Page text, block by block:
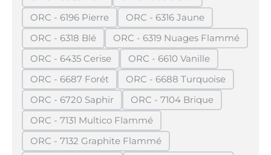
(Diese Option ist zurzeit nicht verfügbar.)
(Diese Option ist zurzeit
ORC - 6196 Pierre
(Diese Option ist zurzeit nicht verfügbar.)
ORC - 6316 Jaune
(Diese Option ist zurzeit
ORC - 6318 Blé
(Diese Option ist zurzeit nicht verfügbar.)
ORC - 6319 Nuages Flammé
(Diese Option ist
ORC - 6435 Cerise
(Diese Option ist zurzeit nicht verfügbar.)
ORC - 6610 Vanille
(Diese Option ist zurzeit
ORC - 6687 Forét
(Diese Option ist zurzeit nicht verfügbar.)
ORC - 6688 Turquoise
(Diese Option ist
ORC - 6720 Saphir
(Diese Option ist zurzeit nicht verfügbar.)
ORC - 7104 Brique
(Diese Option ist zurzeit
ORC - 7131 Multico Flammé
(Diese Option ist zurzeit nicht verfügbar.)
ORC - 7132 Graphite Flammé
(Diese Option ist zurzeit nicht verfügbar.)